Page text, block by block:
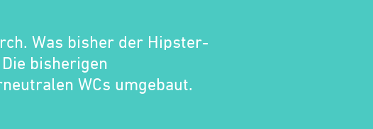
Was bisher der Hipster-
bisherigen
WCs umgebaut.